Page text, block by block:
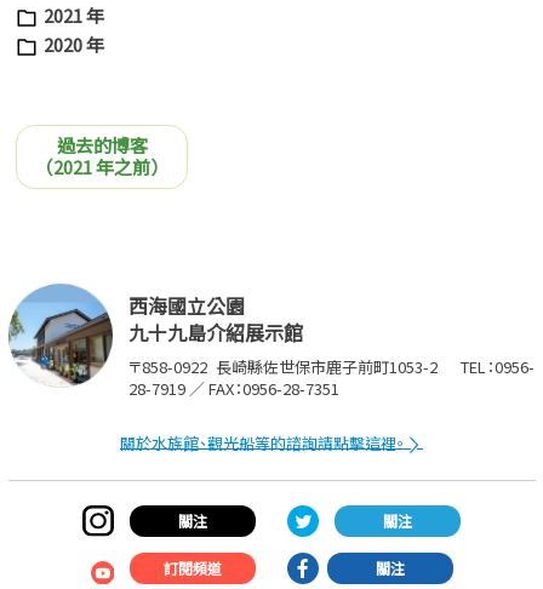
2021 年
2020 年
過去的博客
（2021 年之前）
西海國立公園
九十九島介紹展示館
〒858-0922 長崎縣佐世保市鹿子前町1053-2
TEL：0956-
28-7919 ／ FAX：0956-28-7351
關於水族館、觀光船等的諮詢請點擊這裡。
關注 關注
訂閱頻道 關注